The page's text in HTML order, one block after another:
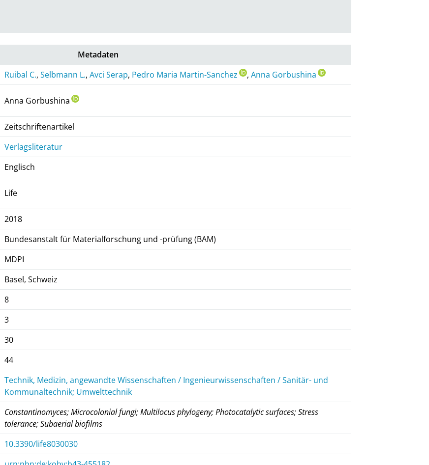
Metadaten
Ruibal C.,Selbmann L.,Avci Serap, Pedro Maria Martin-Sanchez ,Anna Gorbushina
Anna Gorbushina
Zeitschriftenartikel
Verlagsliteratur
Englisch
Life
2018
Bundesanstalt für Materialforschung und -prüfung (BAM)
MDPI
Basel, Schweiz
8
3
30
44
Technik, Medizin, angewandte Wissenschaften / Ingenieurwissenschaften / Sanitär- und
Kommunaltechnik; Umwelttechnik
Constantinomyces; Microcolonial fungi; Multilocus phylogeny; Photocatalytic surfaces; Stress
tolerance; Subaerial biofilms
10.3390/life8030030